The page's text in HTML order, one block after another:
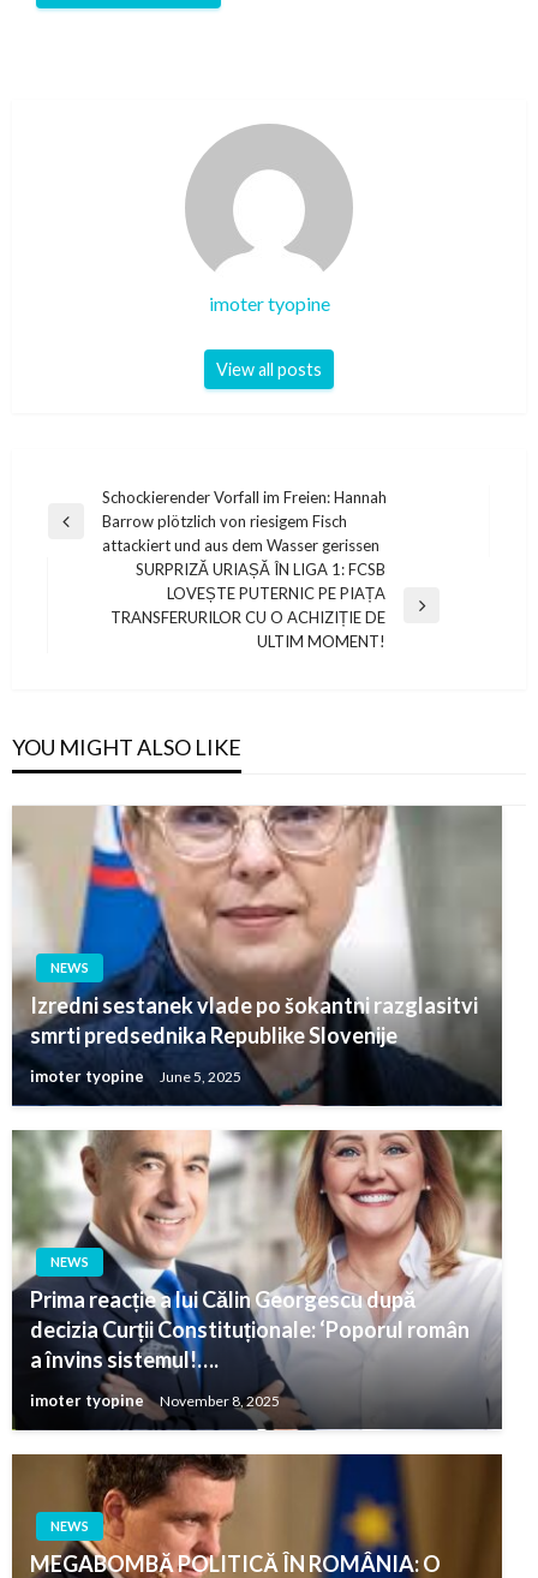
imoter tyopine
View all posts
navigation
Previous
Schockierender Vorfall im Freien: Hannah
Barrow plötzlich von riesigem Fisch
attackiert und aus dem Wasser gerissen
SURPRIZĂ URIAȘĂ ÎN LIGA 1: FCSB
LOVEȘTE PUTERNIC PE PIAȚA
TRANSFERURILOR CU O ACHIZIȚIE DE
ULTIM MOMENT!
YOU MIGHT ALSO LIKE
NEWS
Izredni sestanek vlade po šokantni razglasitvi
smrti predsednika Republike Slovenije
imoter tyopine June 5, 2025
NEWS
Prima reacție a lui Călin Georgescu după
decizia Curții Constituționale: ‘Poporul român
a învins sistemul!….
imoter tyopine November 8, 2025
NEWS
MEGABOMBĂ POLITICĂ ÎN ROMÂNIA: O